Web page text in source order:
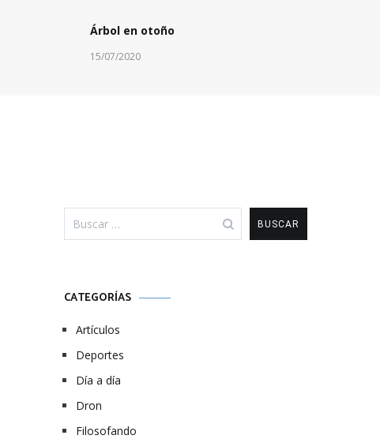
Árbol en otoño
15/07/2020
CATEGORÍAS
Artículos
Deportes
Día a día
Dron
Filosofando